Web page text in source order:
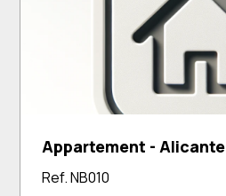
Appartement - Alicante
Ref. NB010